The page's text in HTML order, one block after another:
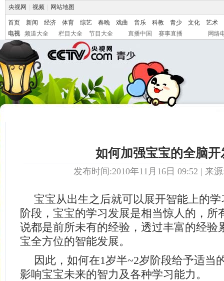
央视网 视频 网站地图
首页 新闻 经济 体育 综艺 春晚 戏曲 音乐 科教 青少 文化
艺术
电视
频道大全 栏目大全 节目大全 直播中国 赛事直播 网络
如何加强宝宝的全脑开
发布时间:2010年11月16日 09:52 | 来
宝宝从出生之后就可以展开智能上的
阶段，宝宝的学习发展是相当惊人的，所
说都是前所未有的经验，透过丰富的经验
宝全方位的智能发展。
因此，如何在1岁半~2岁阶段给予适当
影响宝宝未来的智力及各种学习能力。